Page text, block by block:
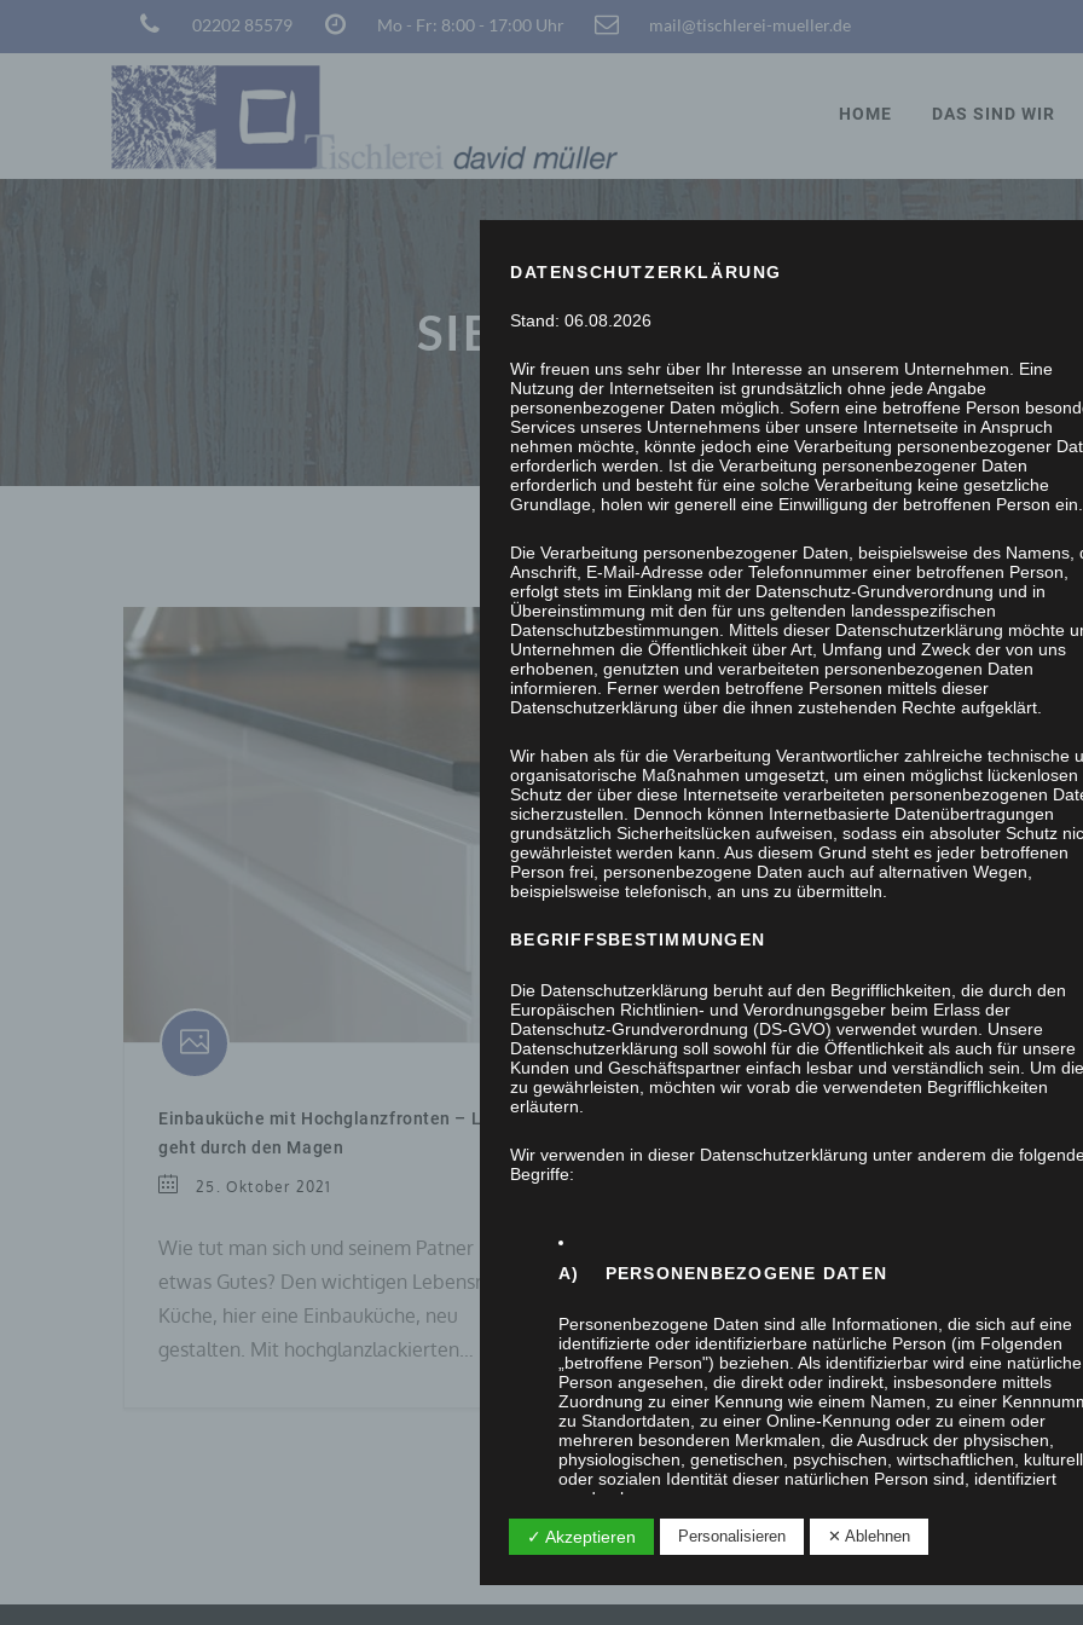
02202 85579 Mo - Fr: 8:00 - 17:00 Uhr mail@tischlerei-mueller.de
HOME DAS SIND WIR
SIE STÖBERN, WIR
Einbauküche mit Hochglanzfronten – Liebe
geht durch den Magen
25. Oktober 2021
Wie tut man sich und seinem Patner
etwas Gutes? Den wichtigen Lebensraum
Küche, hier eine Einbauküche, neu
gestalten. Mit hochglanzlackierten…
DATENSCHUTZERKLÄRUNG
Stand: 06.08.2026
Wir freuen uns sehr über Ihr Interesse an unserem Unternehmen. Eine
Nutzung der Internetseiten ist grundsätzlich ohne jede Angabe
personenbezogener Daten möglich. Sofern eine betroffene Person
Services unseres Unternehmens über unsere Internetseite in Anspruch
nehmen möchte, könnte jedoch eine Verarbeitung personenbezogener
erforderlich werden. Ist die Verarbeitung personenbezogener Daten
erforderlich und besteht für eine solche Verarbeitung keine gesetzliche
Grundlage, holen wir generell eine Einwilligung der betroffenen Person ein.
Die Verarbeitung personenbezogener Daten, beispielsweise des Namens,
Anschrift, E-Mail-Adresse oder Telefonnummer einer betroffenen Person,
erfolgt stets im Einklang mit der Datenschutz-Grundverordnung und in
Übereinstimmung mit den für uns geltenden landesspezifischen
Datenschutzbestimmungen. Mittels dieser Datenschutzerklärung möchte
Unternehmen die Öffentlichkeit über Art, Umfang und Zweck der von uns
erhobenen, genutzten und verarbeiteten personenbezogenen Daten
informieren. Ferner werden betroffene Personen mittels dieser
Datenschutzerklärung über die ihnen zustehenden Rechte aufgeklärt.
Wir haben als für die Verarbeitung Verantwortlicher zahlreiche technische
organisatorische Maßnahmen umgesetzt, um einen möglichst lückenlosen
Schutz der über diese Internetseite verarbeiteten personenbezogenen
sicherzustellen. Dennoch können Internetbasierte Datenübertragungen
grundsätzlich Sicherheitslücken aufweisen, sodass ein absoluter Schutz
gewährleistet werden kann. Aus diesem Grund steht es jeder betroffenen
Person frei, personenbezogene Daten auch auf alternativen Wegen,
beispielsweise telefonisch, an uns zu übermitteln.
BEGRIFFSBESTIMMUNGEN
Die Datenschutzerklärung beruht auf den Begrifflichkeiten, die durch den
Europäischen Richtlinien- und Verordnungsgeber beim Erlass der
Datenschutz-Grundverordnung (DS-GVO) verwendet wurden. Unsere
Datenschutzerklärung soll sowohl für die Öffentlichkeit als auch für unsere
Kunden und Geschäftspartner einfach lesbar und verständlich sein. Um
zu gewährleisten, möchten wir vorab die verwendeten Begrifflichkeiten
erläutern.
Wir verwenden in dieser Datenschutzerklärung unter anderem die
Begriffe:
A) PERSONENBEZOGENE DATEN
Personenbezogene Daten sind alle Informationen, die sich auf eine
identifizierte oder identifizierbare natürliche Person (im Folgenden
„betroffene Person") beziehen. Als identifizierbar wird eine natürliche
Person angesehen, die direkt oder indirekt, insbesondere mittels
Zuordnung zu einer Kennung wie einem Namen, zu einer
zu Standortdaten, zu einer Online-Kennung oder zu einem oder
mehreren besonderen Merkmalen, die Ausdruck der physischen,
physiologischen, genetischen, psychischen, wirtschaftlichen,
oder sozialen Identität dieser natürlichen Person sind, identifiziert
werden kann.
✓ Akzeptieren Personalisieren ✕ Ablehnen